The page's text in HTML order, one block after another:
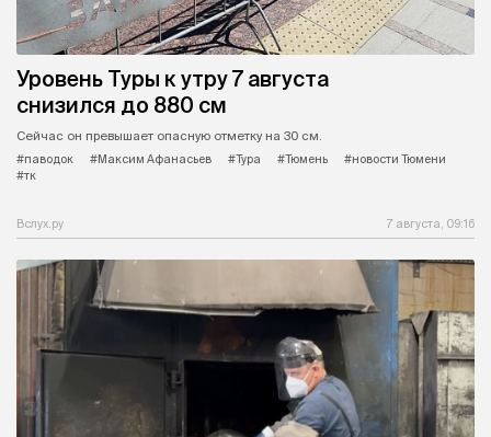
Уровень Туры к утру 7 августа
снизился до 880 см
Сейчас он превышает опасную отметку на 30 см.
#паводок
#Максим Афанасьев #Тура #Тюмень
#новости Тюмени
#тк
Вслух.ру 7 августа, 09:16